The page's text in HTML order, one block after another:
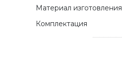
Материал изготовления
Комплектация